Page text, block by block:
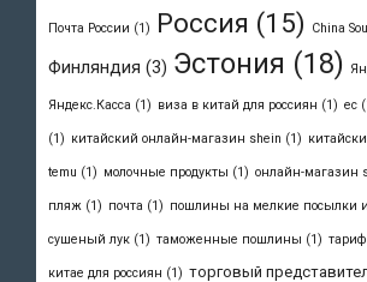
Почта России (1) Россия (15) Сhina
Финляндия (3) Эстония (18)
Яндекс.Касса (1) виза в китай для россиян (1) ес
(1) китайский онлайн-магазин shein (1)
temu (1) молочные продукты (1) онлайн-магазин
пляж (1) почта (1) пошлины на мелкие посылки
сушеный лук (1) таможенные пошлины (1)
китае для россиян (1) торговый